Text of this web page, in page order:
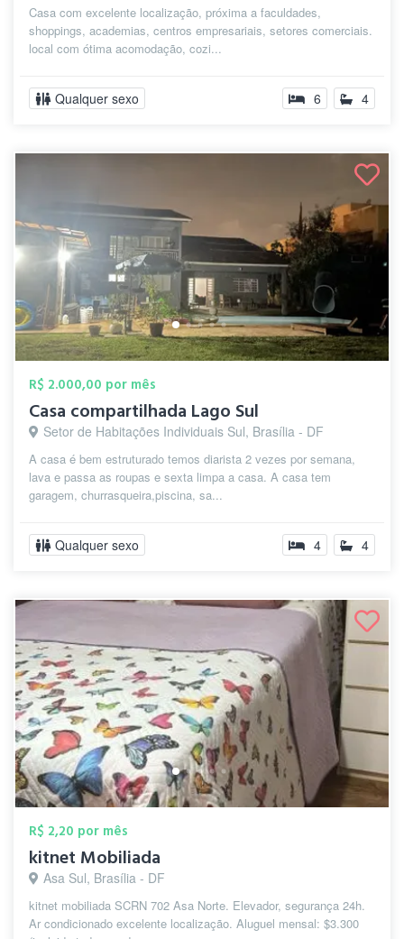
Casa com excelente localização, próxima a faculdades,
shoppings, academias, centros empresariais, setores comerciais.
local com ótima acomodação, cozi...
Qualquer sexo 6 4
R$ 2.000,00 por mês
Casa compartilhada Lago Sul
Setor de Habitações Individuais Sul, Brasília - DF
A casa é bem estruturado temos diarista 2 vezes por semana,
lava e passa as roupas e sexta limpa a casa. A casa tem
garagem, churrasqueira,piscina, sa...
Qualquer sexo 4 4
R$ 2,20 por mês
kitnet Mobiliada
Asa Sul, Brasília - DF
kitnet mobiliada SCRN 702 Asa Norte. Elevador, segurança 24h.
Ar condicionado excelente localização. Aluguel mensal: $3.300